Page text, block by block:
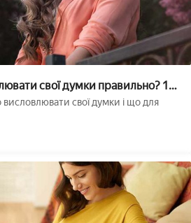
свої думки правильно? 12
свої думки і що для